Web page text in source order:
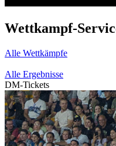
Wettkampf-
Alle Wettkämpfe
Alle Ergebnisse
DM-Tickets